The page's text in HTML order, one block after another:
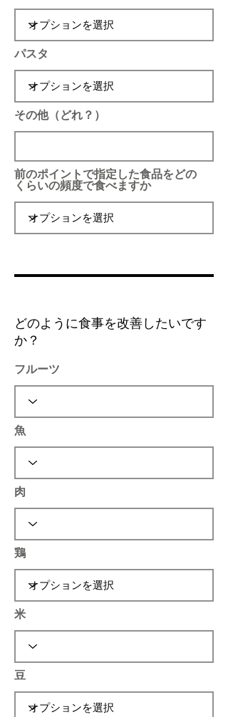
パスタ
その他（どれ？）
前のポイントで指定した食品をどの
くらいの頻度で食べますか
どのように食事を改善したいです
か？
フルーツ
魚
肉
鶏
米
豆